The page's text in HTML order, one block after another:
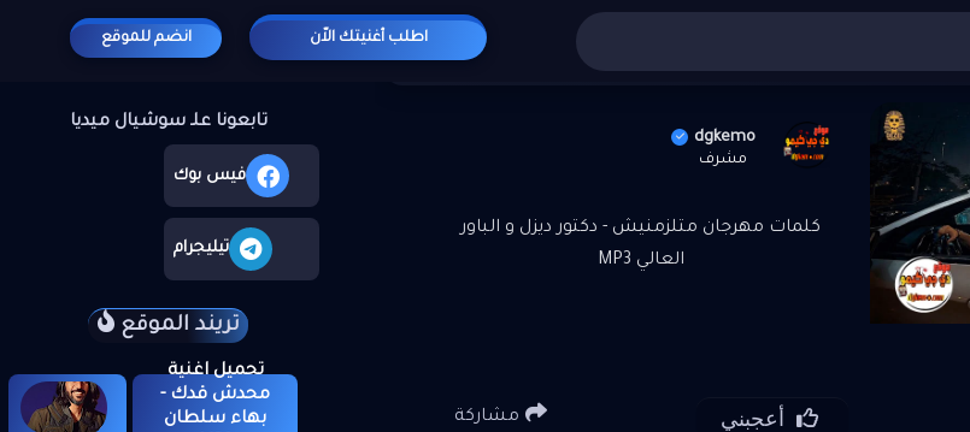
اطلب أغنيتك الاّن
انضم للموقع
تابعونا علـ سوشيال ميديا
يوتيوب
إنستجرام
فيس بوك
تيليجرام
تريند الموقع
تحميل اغنية
محدش قدك -
بهاء سلطان
تنزيل واستماع مهرجان متلزمنيش - دكتور ديزل و الباور العالي MP3
dgkemo
مشرف
كلمات مهرجان متلزمنيش - دكتور ديزل و الباور
العالي MP3
مشاركة أعجبني